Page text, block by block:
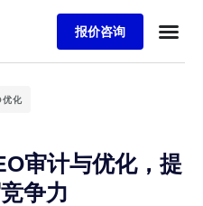
报价咨询
优化
审计与优化，提
争力